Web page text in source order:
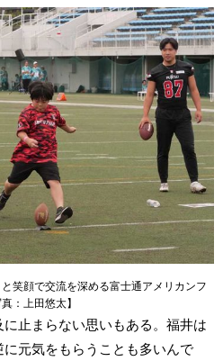
笑顔で交流を深める富士通アメリカンフ
：上田悠太】
止まらない思いもある。福井は
に元気をもらうことも多いんで